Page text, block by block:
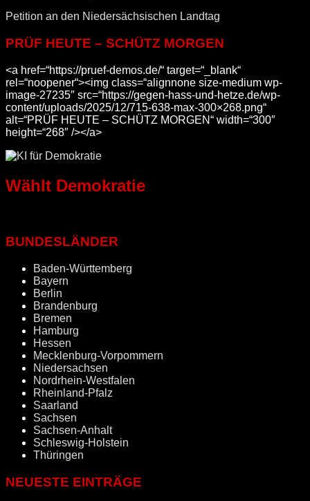
Petition an den Niedersächsischen Landtag
PRÜF HEUTE – SCHÜTZ MORGEN
<a href=“https://pruef-demos.de/“ target=“_blank“
rel=“noopener“><img class=“alignnone size-medium wp-
image-27235″ src=“https://gegen-hass-und-hetze.de/wp-
content/uploads/2025/12/715-638-max-300×268.png“
alt=“PRÜF HEUTE – SCHÜTZ MORGEN“ width=“300″
height=“268″ /></a>
Wählt Demokratie
BUNDESLÄNDER
Baden-Württemberg
Bayern
Berlin
Brandenburg
Bremen
Hamburg
Hessen
Mecklenburg-Vorpommern
Niedersachsen
Nordrhein-Westfalen
Rheinland-Pfalz
Saarland
Sachsen
Sachsen-Anhalt
Schleswig-Holstein
Thüringen
NEUESTE EINTRÄGE